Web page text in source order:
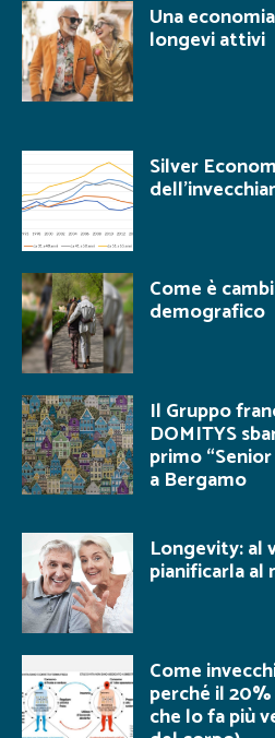
Una
longevi attivi
Silver
Come è
demografico
Il Gruppo
DOMITYS
primo
a Bergamo
Longevity: al
pianificarla al
Come
perché il
che lo fa più